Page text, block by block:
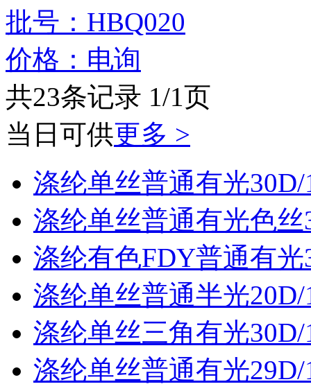
批号：HBQ020
价格：电询
共23条记录 1/1页
当日可供更多 >
涤纶单丝普通有光30D/
涤纶单丝普通有光色丝
涤纶有色FDY普通有光
涤纶单丝普通半光20D/
涤纶单丝三角有光30D/
涤纶单丝普通有光29D/